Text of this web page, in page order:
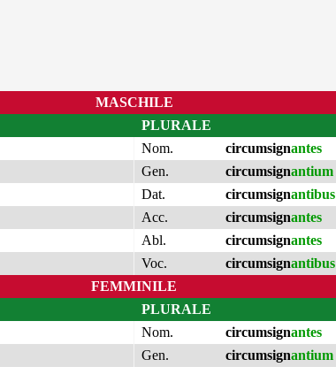
MASCHILE
PLURALE
Nom.
circumsignantes
Gen.
circumsignantium
Dat.
circumsignantibus
Acc.
circumsignantes
Abl.
circumsignantes
Voc.
circumsignantibus
FEMMINILE
PLURALE
Nom.
circumsignantes
Gen.
circumsignantium